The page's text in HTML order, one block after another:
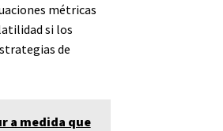
métricas
si los
de
a medida que